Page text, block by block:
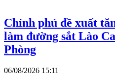
Chính phủ đề xuất
làm đường sắt Lào
Phòng
06/08/2026 15:11